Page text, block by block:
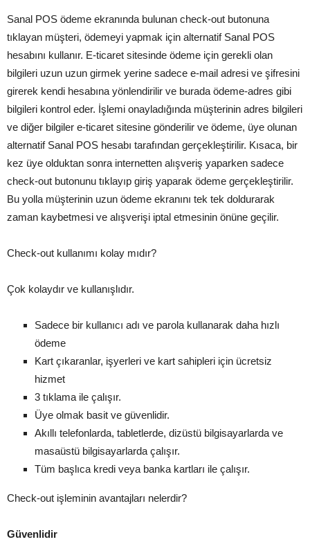
Sanal POS ödeme ekranında bulunan check-out butonuna
tıklayan müşteri, ödemeyi yapmak için alternatif Sanal POS
hesabını kullanır. E-ticaret sitesinde ödeme için gerekli olan
bilgileri uzun uzun girmek yerine sadece e-mail adresi ve şifresini
girerek kendi hesabına yönlendirilir ve burada ödeme-adres gibi
bilgileri kontrol eder. İşlemi onayladığında müşterinin adres bilgileri
ve diğer bilgiler e-ticaret sitesine gönderilir ve ödeme, üye olunan
alternatif Sanal POS hesabı tarafından gerçekleştirilir. Kısaca, bir
kez üye olduktan sonra internetten alışveriş yaparken sadece
check-out butonunu tıklayıp giriş yaparak ödeme gerçekleştirilir.
Bu yolla müşterinin uzun ödeme ekranını tek tek doldurarak
zaman kaybetmesi ve alışverişi iptal etmesinin önüne geçilir.
Check-out kullanımı kolay mıdır?
Çok kolaydır ve kullanışlıdır.
Sadece bir kullanıcı adı ve parola kullanarak daha hızlı
ödeme
Kart çıkaranlar, işyerleri ve kart sahipleri için ücretsiz
hizmet
3 tıklama ile çalışır.
Üye olmak basit ve güvenlidir.
Akıllı telefonlarda, tabletlerde, dizüstü bilgisayarlarda ve
masaüstü bilgisayarlarda çalışır.
Tüm başlıca kredi veya banka kartları ile çalışır.
Check-out işleminin avantajları nelerdir?
Güvenlidir